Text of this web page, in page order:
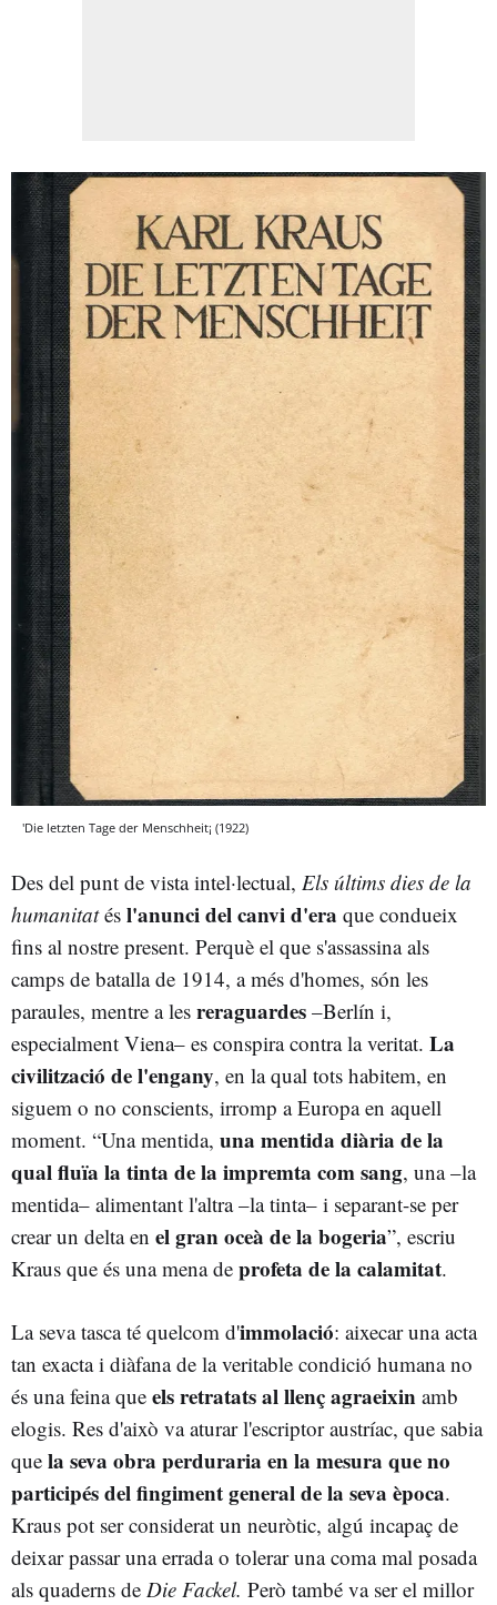
'Die letzten Tage der Menschheit¡ (1922)
Des del punt de vista intel·lectual, Els últims dies de la
humanitatés l'anunci del canvi d'era que condueix
fins al nostre present. Perquè el que s'assassina als
camps de batalla de 1914, a més d'homes, són les
paraules, mentre a les reraguardes –Berlín i,
especialment Viena– es conspira contra la veritat. La
civilització de l'engany, en la qual tots habitem, en
siguem o no conscients, irromp a Europa en aquell
moment. “Una mentida, una mentida diària de la
qual fluïa la tinta de la impremta com sang, una –la
mentida– alimentant l'altra –la tinta– i separant-se per
crear un delta en el gran oceà de la bogeria”, escriu
Kraus que és una mena de profeta de la calamitat.
La seva tasca té quelcom d'immolació: aixecar una acta
tan exacta i diàfana de la veritable condició humana no
és una feina que els retratats al llenç agraeixin amb
elogis. Res d'això va aturar l'escriptor austríac, que sabia
que la seva obra perduraria en la mesura que no
participés del fingiment general de la seva època.
Kraus pot ser considerat un neuròtic, algú incapaç de
deixar passar una errada o tolerar una coma mal posada
als quaderns de Die Fackel. Però també va ser el millor